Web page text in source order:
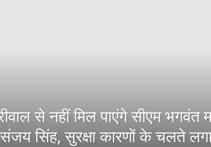
से नहीं मिल पाएंगे सीएम भगवंत
सिंह, सुरक्षा कारणों के चलते